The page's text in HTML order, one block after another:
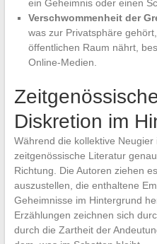
ein Geheimnis oder einen
Verschwommenheit der
was zur Privatsphäre
öffentlichen Raum nährt,
Online-Medien.
Diskretion im
Während die kollektive
zeitgenössische Literatur
Richtung. Die Autoren ziehen
auszustellen, die enthaltene
Geheimnisse im Hintergrund
Erzählungen zeichnen sich
durch die Zartheit der